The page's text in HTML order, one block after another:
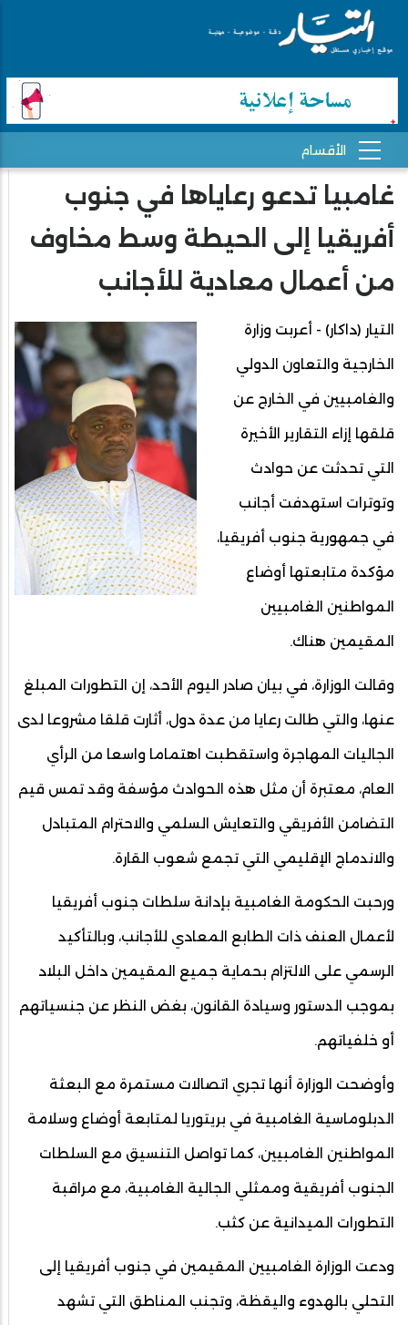
غامبيا تدعو رعاياها في جنوب
أفريقيا إلى الحيطة وسط مخاوف
من أعمال معادية للأجانب
التيار (داكار) - أعربت وزارة
الخارجية والتعاون الدولي
والغامبيين في الخارج عن
قلقها إزاء التقارير الأخيرة
التي تحدثت عن حوادث
وتوترات استهدفت أجانب
في جمهورية جنوب أفريقيا،
مؤكدة متابعتها أوضاع
المواطنين الغامبيين
المقيمين هناك.
وقالت الوزارة، في بيان صادر اليوم الأحد، إن التطورات المبلغ
عنها، والتي طالت رعايا من عدة دول، أثارت قلقا مشروعا لدى
الجاليات المهاجرة واستقطبت اهتماما واسعا من الرأي
العام، معتبرة أن مثل هذه الحوادث مؤسفة وقد تمس قيم
التضامن الأفريقي والتعايش السلمي والاحترام المتبادل
والاندماج الإقليمي التي تجمع شعوب القارة.
ورحبت الحكومة الغامبية بإدانة سلطات جنوب أفريقيا
لأعمال العنف ذات الطابع المعادي للأجانب، وبالتأكيد
الرسمي على الالتزام بحماية جميع المقيمين داخل البلاد
بموجب الدستور وسيادة القانون، بغض النظر عن جنسياتهم
أو خلفياتهم.
وأوضحت الوزارة أنها تجري اتصالات مستمرة مع البعثة
الدبلوماسية الغامبية في بريتوريا لمتابعة أوضاع وسلامة
المواطنين الغامبيين، كما تواصل التنسيق مع السلطات
الجنوب أفريقية وممثلي الجالية الغامبية، مع مراقبة
التطورات الميدانية عن كثب.
ودعت الوزارة الغامبيين المقيمين في جنوب أفريقيا إلى
التحلي بالهدوء واليقظة، وتجنب المناطق التي تشهد